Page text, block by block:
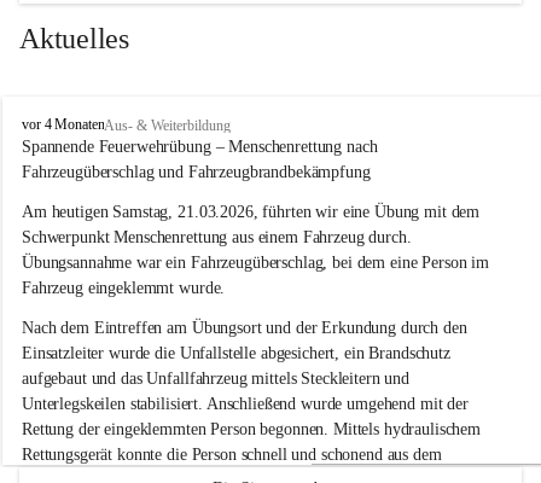
ein RLFA-2000 der Marke Mercedes Artego und ein MTFA
der Marke Mercedes Sprinter. Weiters haben wir noch einen
Aktuelles
F
r
e
w
i
l
l
i
g
e
F
e
u
e
r
w
vor 4 MonatenAus- & Weiterbildung
Spannende Feuerwehrübung – Menschenrettung nach
Fahrzeugüberschlag und Fahrzeugbrandbekämpfung
Am heutigen Samstag, 21.03.2026, führten wir eine Übung mit dem
Schwerpunkt Menschenrettung aus einem Fahrzeug durch.
Übungsannahme war ein Fahrzeugüberschlag, bei dem eine Person im
Fahrzeug eingeklemmt wurde.
Nach dem Eintreffen am Übungsort und der Erkundung durch den
Einsatzleiter wurde die Unfallstelle abgesichert, ein Brandschutz
aufgebaut und das Unfallfahrzeug mittels Steckleitern und
Unterlegskeilen stabilisiert. Anschließend wurde umgehend mit der
Rettung der eingeklemmten Person begonnen. Mittels hydraulischem
Rettungsgerät konnte die Person schnell und schonend aus dem